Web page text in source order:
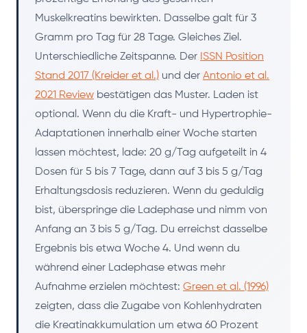
Muskelkreatins bewirkten. Dasselbe galt für 3
Gramm pro Tag für 28 Tage. Gleiches Ziel.
Unterschiedliche Zeitspanne. Der ISSN Position
Stand 2017 (Kreider et al.) und der Antonio et al.
2021 Review bestätigen das Muster. Laden ist
optional. Wenn du die Kraft- und Hypertrophie-
Adaptationen innerhalb einer Woche starten
lassen möchtest, lade: 20 g/Tag aufgeteilt in 4
Dosen für 5 bis 7 Tage, dann auf 3 bis 5 g/Tag
Erhaltungsdosis reduzieren. Wenn du geduldig
bist, überspringe die Ladephase und nimm von
Anfang an 3 bis 5 g/Tag. Du erreichst dasselbe
Ergebnis bis etwa Woche 4. Und wenn du
während einer Ladephase etwas mehr
Aufnahme erzielen möchtest: Green et al. (1996)
zeigten, dass die Zugabe von Kohlenhydraten
die Kreatinakkumulation um etwa 60 Prozent